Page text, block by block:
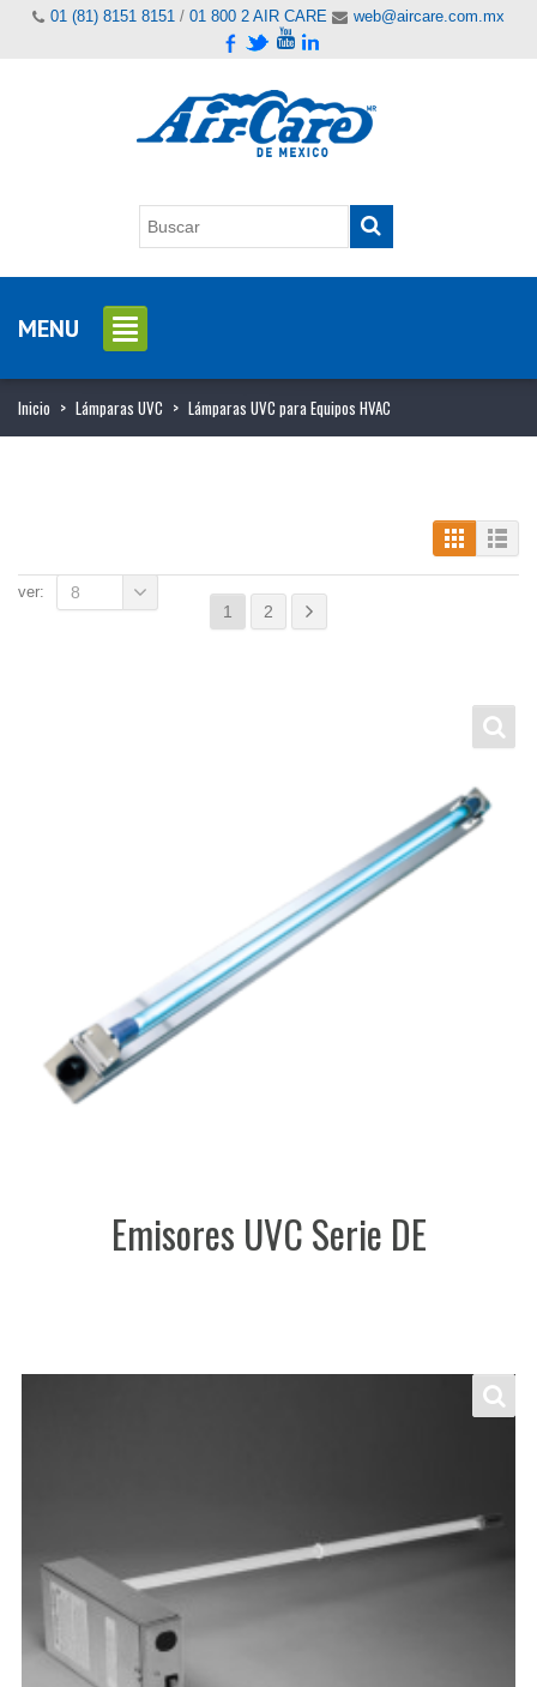
01 (81) 8151 8151 / 01 800 2 AIR CARE web@aircare.com.mx
MENU
Inicio > Lámparas UVC > Lámparas UVC para Equipos HVAC
1 2
ver: 8
Emisores UVC Serie DE